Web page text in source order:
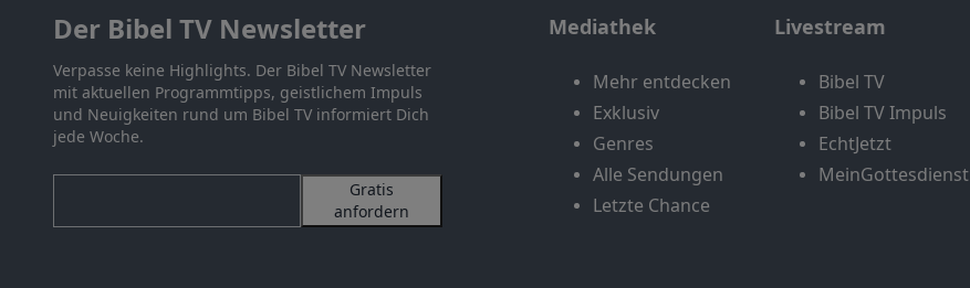
Der Bibel TV Newsletter
Verpasse keine Highlights. Der Bibel TV Newsletter
mit aktuellen Programmtipps, geistlichem Impuls
und Neuigkeiten rund um Bibel TV informiert Dich
jede Woche.
Gratis
anfordern
Mediathek
Mehr entdecken
Exklusiv
Genres
Alle Sendungen
Letzte Chance
Livestream
Bibel TV
Bibel TV Impuls
EchtJetzt
MeinGottesdienst